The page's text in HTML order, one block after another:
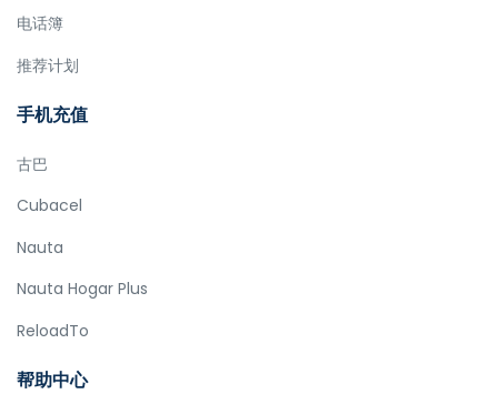
电话簿
推荐计划
手机充值
古巴
Cubacel
Nauta
Nauta Hogar Plus
ReloadTo
帮助中心